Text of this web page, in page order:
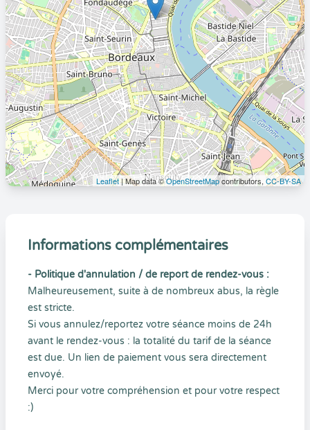
Leaflet| Map data ©OpenStreetMapcontributors, CC-BY-SA
Informations complémentaires
- Politique d'annulation / de report de rendez-vous :
Malheureusement, suite à de nombreux abus, la règle
est stricte.
Si vous annulez/reportez votre séance moins de 24h
avant le rendez-vous : la totalité du tarif de la séance
est due. Un lien de paiement vous sera directement
envoyé.
Merci pour votre compréhension et pour votre respect
:)